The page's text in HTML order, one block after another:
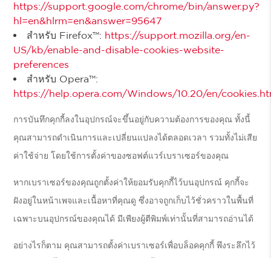
https://support.google.com/chrome/bin/answer.py?
hl=en&hlrm=en&answer=95647
สำหรับ Firefox™: https://support.mozilla.org/en-
US/kb/enable-and-disable-cookies-website-
preferences
สำหรับ Opera™:
https://help.opera.com/Windows/10.20/en/
การบันทึกคุกกี้ลงในอุปกรณ์จะขึ้นอยู่กับความต้องการของคุณ ทั้งนี้
คุณสามารถดำเนินการและเปลี่ยนแปลงได้ตลอดเวลา รวมทั้งไม่เสีย
ค่าใช้จ่าย โดยใช้การตั้งค่าของซอฟต์แวร์เบราเซอร์ของคุณ
หากเบราเซอร์ของคุณถูกตั้งค่าให้ยอมรับคุกกี้ไว้บนอุปกรณ์ คุกกี้จะ
ฝังอยู่ในหน้าเพจและเนื้อหาที่คุณดู ซึ่งอาจถูกเก็บไว้ชั่วคราวในพื้นที่
เฉพาะบนอุปกรณ์ของคุณได้ มีเพียงผู้ตีพิมพ์เท่านั้นที่สามารถอ่านได้
อย่างไรก็ตาม คุณสามารถตั้งค่าเบราเซอร์เพื่อบล็อคคุกกี้ พึงระลึกไว้